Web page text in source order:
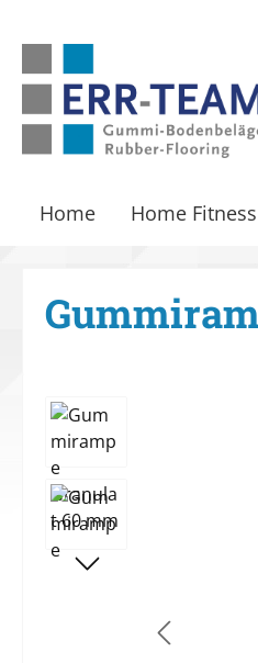
Home Home
Bildergalerie überspringen